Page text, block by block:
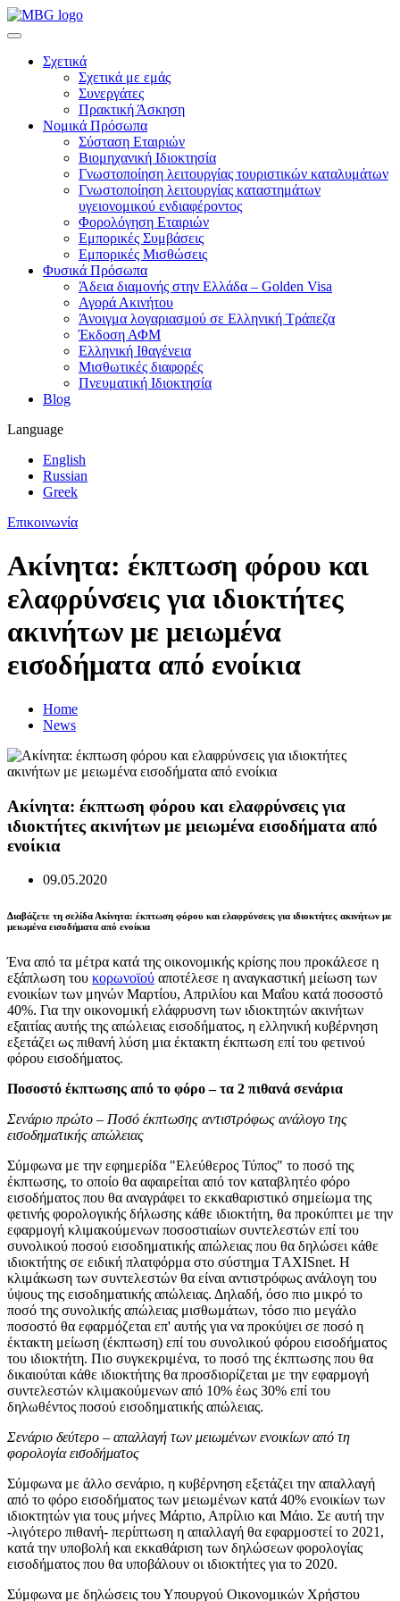
Σχετικά
Σχετικά με εμάς
Συνεργάτες
Πρακτική Άσκηση
Νομικά Πρόσωπα
Σύσταση Εταιριών
Βιομηχανική Ιδιοκτησία
Γνωστοποίηση λειτουργίας τουριστικών καταλυμάτων
Γνωστοποίηση λειτουργίας καταστημάτων
υγειονομικού ενδιαφέροντος
Φορολόγηση Εταιριών
Εμπορικές Συμβάσεις
Εμπορικές Μισθώσεις
Φυσικά Πρόσωπα
Άδεια διαμονής στην Ελλάδα – Golden Visa
Αγορά Ακινήτου
Άνοιγμα λογαριασμού σε Ελληνική Τράπεζα
Έκδοση ΑΦΜ
Ελληνική Ιθαγένεια
Μισθωτικές διαφορές
Πνευματική Ιδιοκτησία
Blog
Language
English
Russian
Greek
Επικοινωνία
Ακίνητα: έκπτωση φόρου και
ελαφρύνσεις για ιδιοκτήτες
ακινήτων με μειωμένα
εισοδήματα από ενοίκια
Home
News
Ακίνητα: έκπτωση φόρου και ελαφρύνσεις για
ιδιοκτήτες ακινήτων με μειωμένα εισοδήματα από
ενοίκια
09.05.2020
Διαβάζετε τη σελίδα Ακίνητα: έκπτωση φόρου και ελαφρύνσεις για ιδιοκτήτες ακινήτων με
μειωμένα εισοδήματα από ενοίκια
Ένα από τα μέτρα κατά της οικονομικής κρίσης που προκάλεσε η
εξάπλωση του κορωνοϊού αποτέλεσε η αναγκαστική μείωση των
ενοικίων των μηνών Μαρτίου, Απριλίου και Μαΐου κατά ποσοστό
40%. Για την οικονομική ελάφρυσνη των ιδιοκτητών ακινήτων
εξαιτίας αυτής της απώλειας εισοδήματος, η ελληνική κυβέρνηση
εξετάζει ως πιθανή λύση μια έκτακτη έκπτωση επί του φετινού
φόρου εισοδήματος.
Ποσοστό έκπτωσης από το φόρο – τα 2 πιθανά σενάρια
Σενάριο πρώτο – Ποσό έκπτωσης αντιστρόφως ανάλογο της
εισοδηματικής απώλειας
Σύμφωνα με την εφημερίδα "Ελεύθερος Τύπος" το ποσό της
έκπτωσης, το οποίο θα αφαιρείται από τον καταβλητέο φόρο
εισοδήματος που θα αναγράφει το εκκαθαριστικό σημείωμα της
φετινής φορολογικής δήλωσης κάθε ιδιοκτήτη, θα προκύπτει με την
εφαρμογή κλιμακούμενων ποσοστιαίων συντελεστών επί του
συνολικού ποσού εισοδηματικής απώλειας που θα δηλώσει κάθε
ιδιοκτήτης σε ειδική πλατφόρμα στο σύστημα ΤAXISnet. Η
κλιμάκωση των συντελεστών θα είναι αντιστρόφως ανάλογη του
ύψους της εισοδηματικής απώλειας. Δηλαδή, όσο πιο μικρό το
ποσό της συνολικής απώλειας μισθωμάτων, τόσο πιο μεγάλο
ποσοστό θα εφαρμόζεται επ' αυτής για να προκύψει σε ποσό η
έκτακτη μείωση (έκπτωση) επί του συνολικού φόρου εισοδήματος
του ιδιοκτήτη. Πιο συγκεκριμένα, το ποσό της έκπτωσης που θα
δικαιούται κάθε ιδιοκτήτης θα προσδιορίζεται με την εφαρμογή
συντελεστών κλιμακούμενων από 10% έως 30% επί του
δηλωθέντος ποσού εισοδηματικής απώλειας.
Σενάριο δεύτερο – απαλλαγή των μειωμένων ενοικίων από τη
φορολογία εισοδήματος
Σύμφωνα με άλλο σενάριο, η κυβέρνηση εξετάζει την απαλλαγή
από το φόρο εισοδήματος των μειωμένων κατά 40% ενοικίων των
ιδιοκτητών για τους μήνες Μάρτιο, Απρίλιο και Μάιο. Σε αυτή την
-λιγότερο πιθανή- περίπτωση η απαλλαγή θα εφαρμοστεί το 2021,
κατά την υποβολή και εκκαθάριση των δηλώσεων φορολογίας
εισοδήματος που θα υποβάλουν οι ιδιοκτήτες για το 2020.
Σύμφωνα με δηλώσεις του Υπουργού Οικονομικών Χρήστου